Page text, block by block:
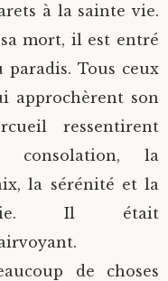
à la sainte vie.
mort, il est entré
paradis. Tous ceux
approchèrent son
ressentirent
consolation, la
la sérénité et la
Il était
de choses